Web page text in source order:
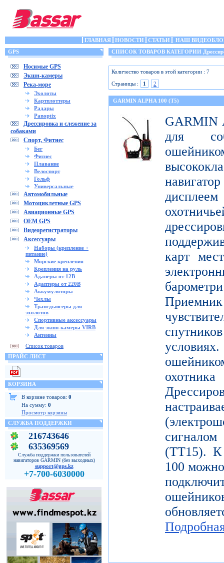
ГЛАВНАЯ НОВОСТИ СТАТЬИ
НАШ
GPS
Носимые GPS
Экшн-камеры
Река-море
Эхолоты
Картплоттеры
Радары
Panoptix
Дрессировка и слежение за
собаками
Спорт, Фитнес
Бег
Фитнес
Плавание
Велоспорт
Гольф
Универсальные
Автомобильные
Мотоциклетные GPS
Авиационные GPS
OEM GPS
Видеорегистраторы
Аксессуары
Наборы (крепление +
питание)
Морские крепления
Крепления на руль
Адаперы от 12В
Адаптеры от 220В
Аккумуляторы
Чехлы
Трансдьюсеры для
эхолотов
Спортивные аксессуары
Для экшн-камеры VIRB
Антенны
Список товаров
ПРАЙС ЛИСТ
КОРЗИНА
В корзине товаров: 0
На сумму: 0
Просмотр корзины
СЛУЖБА ПОДДЕРЖКИ
216743646
635369569
Служба поддержки пользователей
навигаторов GARMIN (без выходных)
support@gps.kz
+7-700-6030000
СПИСОК ТОВАРОВ КАТЕГОРИИ
Количество товаров в этой категории : 7
Страницы :
1 2
GARMIN ALPHA 100 (T5)
GARMIN
для
карт
(TT15). К
100 можно